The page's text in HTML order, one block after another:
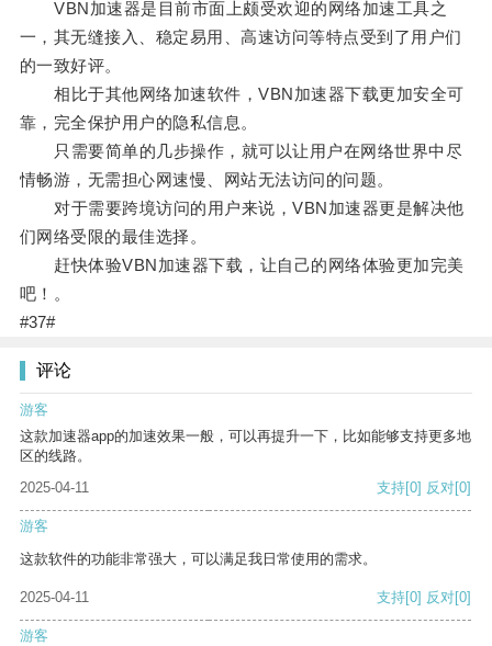
VBN加速器是目前市面上颇受欢迎的网络加速工具之
一，其无缝接入、稳定易用、高速访问等特点受到了用户们
的一致好评。
相比于其他网络加速软件，VBN加速器下载更加安全可
靠，完全保护用户的隐私信息。
只需要简单的几步操作，就可以让用户在网络世界中尽
情畅游，无需担心网速慢、网站无法访问的问题。
对于需要跨境访问的用户来说，VBN加速器更是解决他
们网络受限的最佳选择。
赶快体验VBN加速器下载，让自己的网络体验更加完美
吧！。
#37#
评论
游客
这款加速器app的加速效果一般，可以再提升一下，比如能够支持更多地
区的线路。
2025-04-11
支持[0] 反对[0]
游客
这款软件的功能非常强大，可以满足我日常使用的需求。
2025-04-11 支持[0] 反对[0]
游客